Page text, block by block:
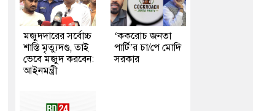
মজুদদারের সর্বোচ্চ
শাস্তি মৃত্যুদণ্ড, তাই
ভেবে মজুদ করবেন:
আইনমন্ত্রী
‘ককরোচ জনতা
পার্টি’র চা/পে মোদি
সরকার